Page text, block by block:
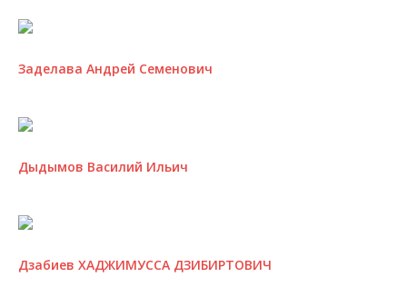
Заделава Андрей Семенович
Дыдымов Василий Ильич
Дзабиев ХАДЖИМУССА ДЗИБИРТОВИЧ